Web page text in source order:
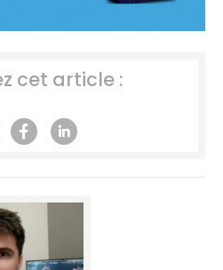
cet article :